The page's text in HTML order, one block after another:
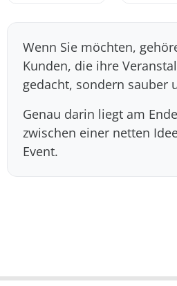
Wenn Sie möchten,
Kunden, die ihre
gedacht, sondern sauber
Genau darin liegt am
zwischen einer netten
Event.